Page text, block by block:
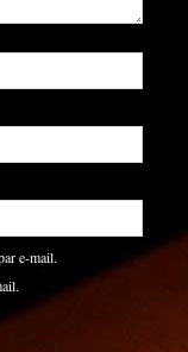
e-mail.